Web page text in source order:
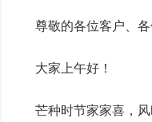
尊敬的各位客户、各
大家上午好！
芒种时节家家喜，风